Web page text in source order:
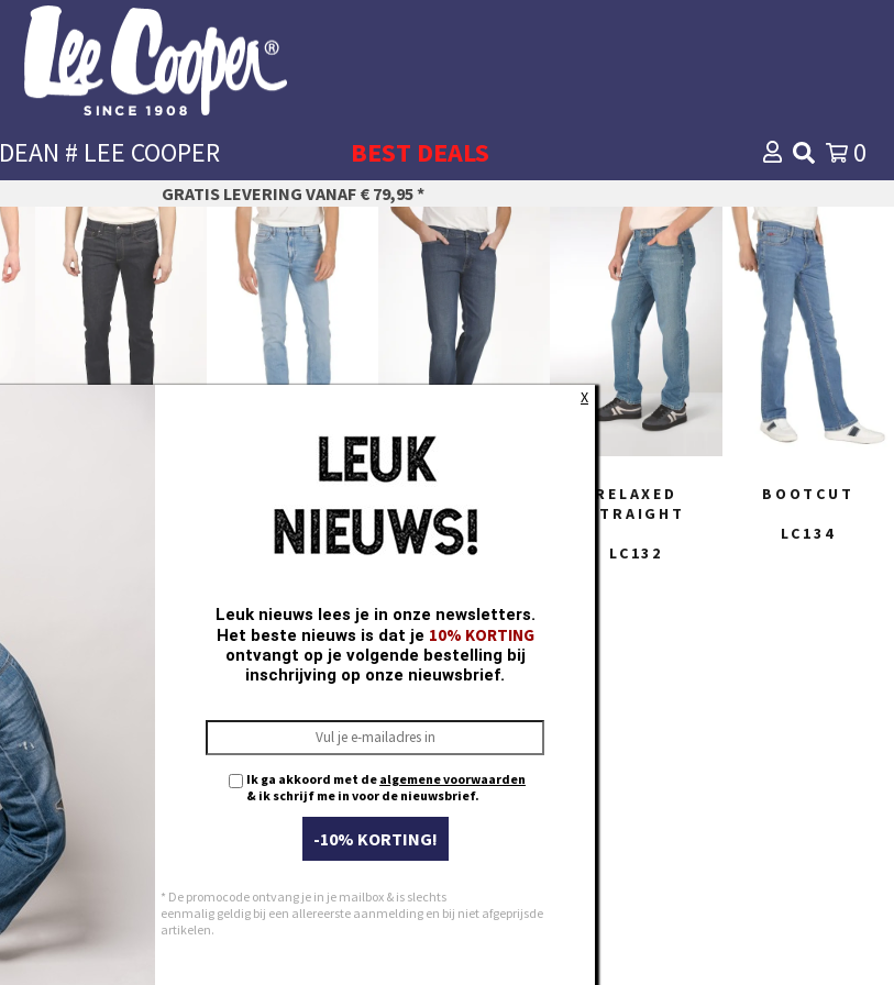
DEAN # LEE COOPER BEST DEALS 0
GRATIS LEVERING VANAF € 79,95 *
LC112
LC116
RELAXED
STRAIGHT
LC132
BOOTCUT
LC134
X
Leuk nieuws lees je in onze newsletters.
Het beste nieuws is dat je 10% KORTING
ontvangt op je volgende bestelling bij
inschrijving op onze nieuwsbrief.
Ik ga akkoord met de algemene voorwaarden
& ik schrijf me in voor de nieuwsbrief.
-10% KORTING!
* De promocode ontvang je in je mailbox & is slechts
eenmalig geldig bij een allereerste aanmelding en bij niet afgeprijsde
artikelen.